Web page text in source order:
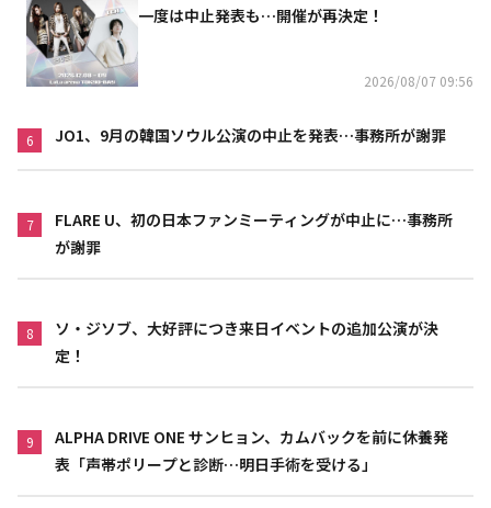
一度は中止発表も…開催が再決定！
2026/08/07 09:56
6 JO1、9月の韓国ソウル公演の中止を発表…事務所が謝罪
7
FLARE U、初の日本ファンミーティングが中止に…事務所
が謝罪
8
ソ・ジソブ、大好評につき来日イベントの追加公演が決
定！
9
ALPHA DRIVE ONE サンヒョン、カムバックを前に休養発
表「声帯ポリープと診断…明日手術を受ける」